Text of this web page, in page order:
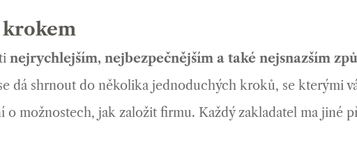
krokem
nejrychlejším, nejbezpečnějším a také nejsnazším
dá shrnout do několika jednoduchých kroků, se kterými
možnostech, jak založit firmu. Každý zakladatel ma jiné